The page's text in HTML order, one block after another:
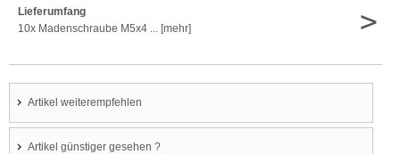
Lieferumfang
10x Madenschraube M5x4 ... [mehr]
>
Artikel weiterempfehlen
Artikel günstiger gesehen ?